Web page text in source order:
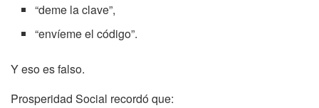
“deme la clave”,
“envíeme el código”.
Y eso es falso.
Prosperidad Social recordó que: